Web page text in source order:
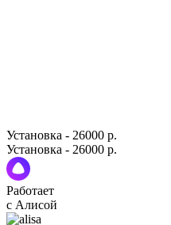
Установка - 26000 р.
Установка - 26000 р.
Работает
с Алисой